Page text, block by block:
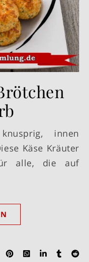
Käse Kräuter
alle, die auf